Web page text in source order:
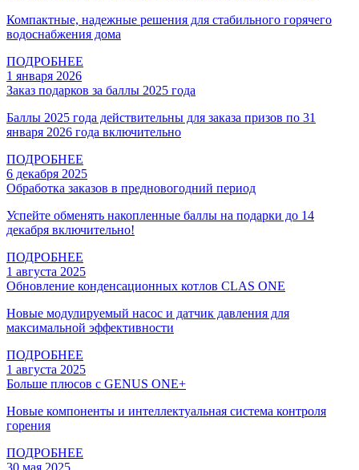
Компактные, надежные решения для стабильного горячего
водоснабжения дома
ПОДРОБНЕЕ
1 января 2026
Заказ подарков за баллы 2025 года
Баллы 2025 года действительны для заказа призов по 31
января 2026 года включительно
ПОДРОБНЕЕ
6 декабря 2025
Обработка заказов в предновогодний период
Успейте обменять накопленные баллы на подарки до 14
декабря включительно!
ПОДРОБНЕЕ
1 августа 2025
Обновление конденсационных котлов CLAS ONE
Новые модулируемый насос и датчик давления для
максимальной эффективности
ПОДРОБНЕЕ
1 августа 2025
Больше плюсов с GENUS ONE+
Новые компоненты и интеллектуальная система контроля
горения
ПОДРОБНЕЕ
30 мая 2025